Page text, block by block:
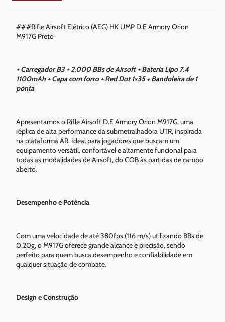
###Rifle Airsoft Elétrico (AEG) HK UMP D.E Armory Orion
M917G Preto
+ Carregador B3 + 2.000 BBs de Airsoft + Bateria Lipo 7.4
1100mAh + Capa com forro + Red Dot 1×35 + Bandoleira de 1
ponta
Apresentamos o Rifle Airsoft D.E Armory Orion M917G, uma
réplica de alta performance da submetralhadora UTR, inspirada
na plataforma AR. Ideal para jogadores que buscam um
equipamento versátil, confortável e altamente funcional para
todas as modalidades de Airsoft, do CQB às partidas de campo
aberto.
Desempenho e Potência
Com uma velocidade de até 380fps (116 m/s) utilizando BBs de
0,20g, o M917G oferece grande alcance e precisão, sendo
perfeito para quem busca desempenho e confiabilidade em
qualquer situação de combate.
Design e Construção